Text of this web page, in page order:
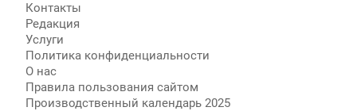
Контакты
Редакция
Услуги
Политика конфиденциальности
О нас
Правила пользования сайтом
Производственный календарь 2025